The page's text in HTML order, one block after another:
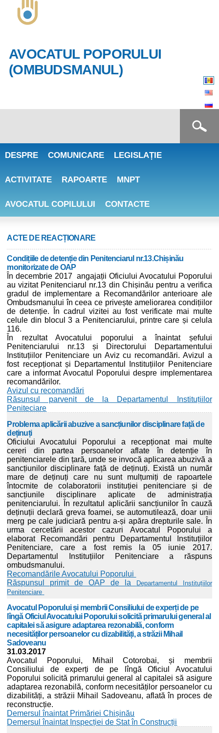
AVOCATUL POPORULUI
(OMBUDSMANUL)
DESPRE COMUNICARE LEGISLAȚIE
ACTIVITATE RAPOARTE MNPT
AVOCATUL COPILULUI CONTACTE
ACTE DE REACȚIONARE
Condițiile de detenție din Penitenciarul nr.13.Chișinău
monitorizate de OAP
În decembrie 2017 angajații Oficiului Avocatului Poporului
au vizitat Penitenciarul nr.13 din Chișinău pentru a verifica
gradul de implementare a Recomandărilor anterioare ale
Ombudsmanului în ceea ce privește ameliorarea condițiilor
de detenție. În cadrul vizitei au fost verificate mai multe
celule din blocul 3 a Penitenciarului, printre care și celula
116.
În rezultat Avocatului poporului a înaintat șefului
Penitenciarului nr.13 și Directorului Departamentului
Instituțiilor Penitenciare un Aviz cu recomandări. Avizul a
fost recepționat și Departamentul Instituțiilor Penitenciare
care a informat Avocatul Poporului despre implementarea
recomandărilor.
Avizul cu recomandări
Răsunsul parvenit de la Departamentul Instituțiilor
Peniteciare
Problema aplicării abuzive a sancțiunilor disciplinare față de
deținuți
Oficiului Avocatului Poporului a recepționat mai multe
cereri din partea persoanelor aflate în detenție în
penitenciarele din țară, unde se invocă aplicarea abuzivă a
sancțiunilor disciplinare față de deținuți. Există un număr
mare de deținuți care nu sunt mulțumiți de rapoartele
întocmite de colaboratorii instituției penitenciare și de
sancțiunile disciplinare aplicate de administrația
penitenciarului. În rezultatul aplicării sancțiunilor în cauză
deținuții declară greva foamei, se automutilează, doar unii
merg pe cale judiciară pentru a-și apăra drepturile sale. În
urma cercetării acestor cazuri Avocatul Poporului a
elaborat Recomandări pentru Departamentul Instituțiilor
Penitenciare, care a fost remis la 05 iunie 2017.
Departamentul Instituțiilor Penitenciare a răspuns
ombudsmanului.
Recomandările Avocatului Poporului
Răspunsul primit de OAP de la
Departamentul Instituțiilor
Penitenciare
Avocatul Poporului și membrii Consiliului de experți de pe
lîngă Oficiul Avocatului Poporului solicită primarului general al
capitalei să asigure adaptarea rezonabilă, conform
necesităților persoanelor cu dizabilități, a străzii Mihail
Sadoveanu
31.03.2017
Avocatul Poporului, Mihail Cotorobai, și membrii
Consiliului de experți de pe lîngă Oficiul Avocatului
Poporului solicită primarului general al capitalei să asigure
adaptarea rezonabilă, conform necesităților persoanelor cu
dizabilități, a străzii Mihail Sadoveanu, aflată în proces de
reconstrucție.
Demersul înaintat Primăriei Chișinău
Demersul înaintat Inspecției de Stat în Construcții